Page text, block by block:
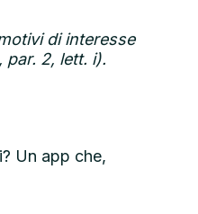
di interesse
par. 2, lett. i).
Un app che,